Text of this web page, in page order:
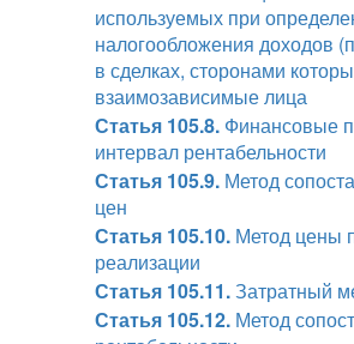
используемых при
налогообложения доходов
в сделках, сторонами
взаимозависимые лица
Статья 105.8. Финансовые
интервал рентабельности
Статья 105.9. Метод
цен
Статья 105.10. Метод цены
реализации
Статья 105.11.Затратный
Статья 105.12. Метод